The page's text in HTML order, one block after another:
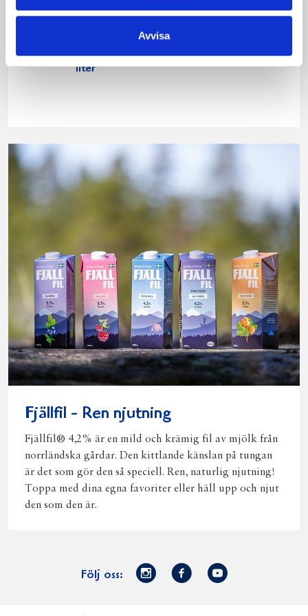
Avvisa
liter
Fjällfil - Ren njutning
Fjällfil® 4,2% är en mild och krämig fil av mjölk från
norrländska gårdar. Den kittlande känslan på tungan
är det som gör den så speciell. Ren, naturlig njutning!
Toppa med dina egna favoriter eller häll upp och njut
den som den är.
Följ oss:
Norrmejerier
Facebook
Youtube